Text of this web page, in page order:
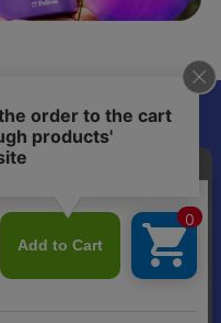
特定商取引法に基づく表記